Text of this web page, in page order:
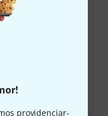
providenciar-
está aqui para o
problemas
de